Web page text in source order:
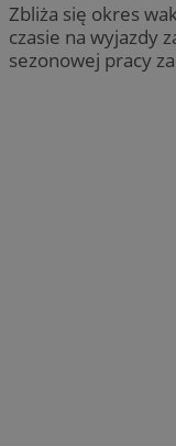
Zbliża się okres
czasie na wyjazdy
sezonowej pracy